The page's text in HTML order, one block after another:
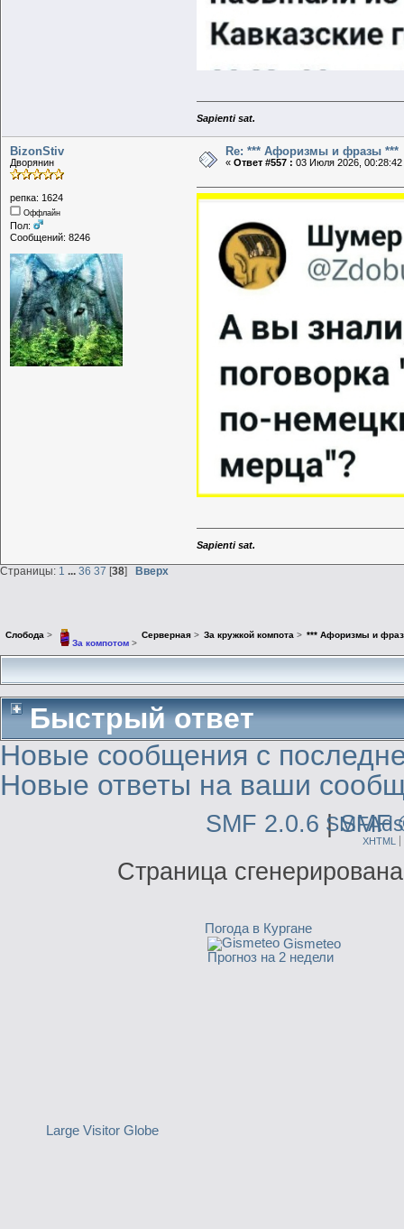
Sapienti sat.
BizonStiv
Дворянин
репка: 1624
Оффлайн
Пол:
Сообщений: 8246
Re: *** Афоризмы и фразы ***
«Ответ #557 : 03 Июля 2026, 00:28:42
Sapienti sat.
Страницы: 1 ... 36 37 [38] Вверх
Слобода >
За компотом>
Серверная> За кружкой компота> *** Афоризмы и
Быстрый ответ
Новые сообщения с
Новые ответы на ваши
SMF 2.0.6 |SMF
SMFAds
XHTML
Страница
Large Visitor Globe
Погода в Кургане
Gismeteo
Прогноз на 2 недели